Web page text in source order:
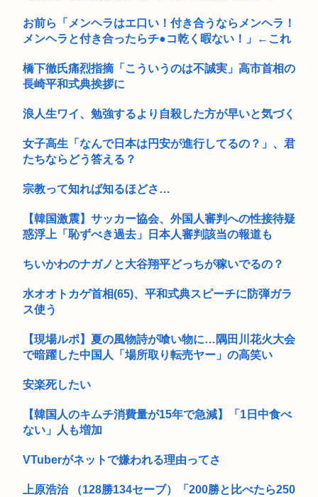
【新潟】大学准教授モメン49歳、アルバイト86歳に轢き逃げさ
れ死...
イランのモジタバ師が危篤…いつ死亡してもおかしくない」
【画像】女性、『大人のおもちゃ』を入れたままMRI検査を受
題に...
お前ら「メンヘラはエ口い！付き合うならメンヘラ！
メンヘラと付き合ったらチ●コ乾く暇ない！」←これ
橋下徹氏痛烈指摘「こういうのは不誠実」高市首相の
長崎平和式典挨拶に
浪人生ワイ、勉強するより自殺した方が早いと気づく
女子高生「なんで日本は円安が進行してるの？」、君
たちならどう答える？
宗教って知れば知るほどさ…
【韓国激震】サッカー協会、外国人審判への性接待疑
惑浮上「恥ずべき過去」日本人審判該当の報道も
ちいかわのナガノと大谷翔平どっちが稼いでるの？
水オオトカゲ首相(65)、平和式典スピーチに防弾ガラ
ス使う
【現場ルポ】夏の風物詩が喰い物に…隅田川花火大会
で暗躍した中国人「場所取り転売ヤー」の高笑い
安楽死したい
【韓国人のキムチ消費量が15年で急減】「1日中食べ
ない」人も増加
VTuberがネットで嫌われる理由ってさ
上原浩治 （128勝134セーブ）「200勝と比べたら250